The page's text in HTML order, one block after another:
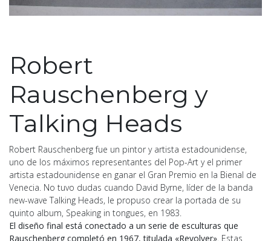
Robert
Rauschenberg y
Talking Heads
Robert Rauschenberg fue un pintor y artista estadounidense,
uno de los máximos representantes del Pop-Art y el primer
artista estadounidense en ganar el Gran Premio en la Bienal de
Venecia. No tuvo dudas cuando David Byrne, líder de la banda
new-wave Talking Heads, le propuso crear la portada de su
quinto album, Speaking in tongues, en 1983.
El diseño final está conectado a un serie de esculturas que
Rauschenberg completó en 1967, titulada «Revolver». Estas